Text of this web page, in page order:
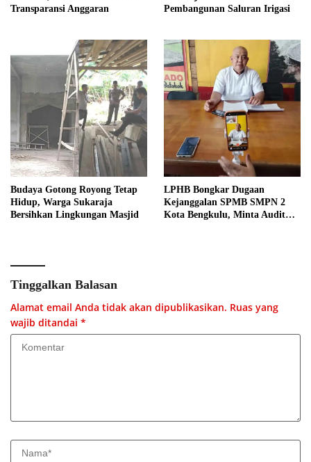
Transparansi Anggaran
Pembangunan Saluran Irigasi
Budaya Gotong Royong Tetap
Hidup, Warga Sukaraja
Bersihkan Lingkungan Masjid
LPHB Bongkar Dugaan
Kejanggalan SPMB SMPN 2
Kota Bengkulu, Minta Audit
Tinggalkan Balasan
Alamat email Anda tidak akan dipublikasikan. Ruas yang
wajib ditandai *